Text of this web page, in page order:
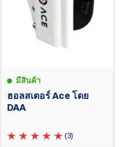
มีสินค้า
ฮอลสเตอร์ Ace โดย
DAA
(3)